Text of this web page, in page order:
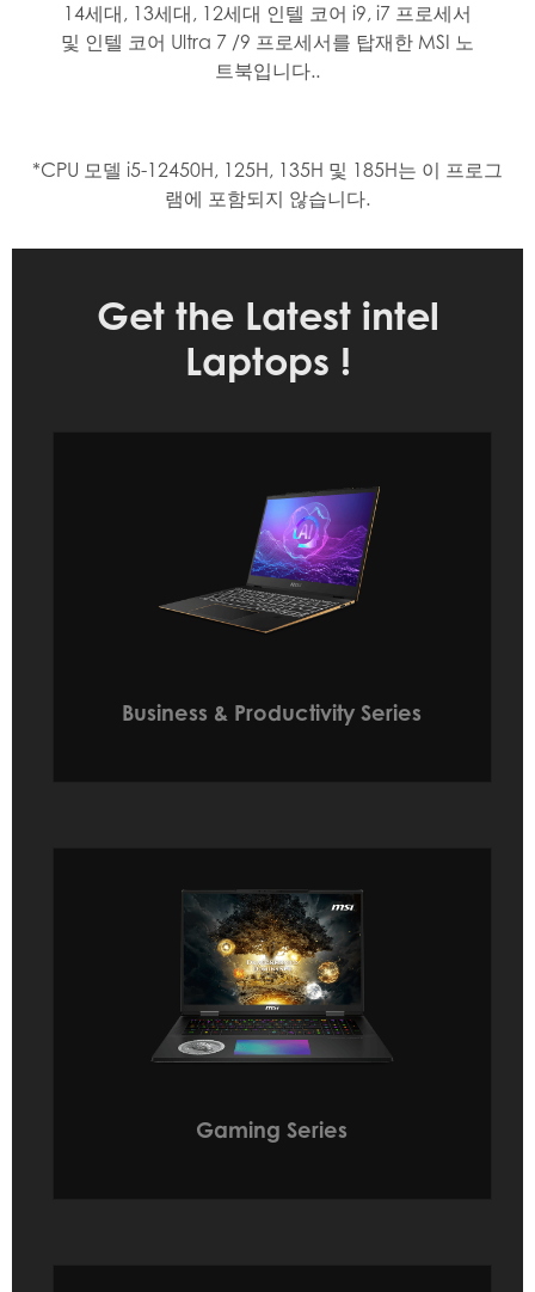
14세대, 13세대, 12세대 인텔 코어 i9, i7 프로세서
및 인텔 코어 Ultra 7 /9 프로세서를 탑재한 MSI 노
트북입니다..
*CPU 모델 i5-12450H, 125H, 135H 및 185H는 이 프로그
램에 포함되지 않습니다.
Get the Latest intel
Laptops !
Business & Productivity Series
Gaming Series